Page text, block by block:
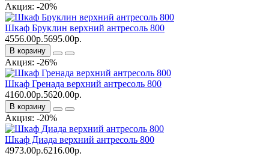
Акция: -20%
Шкаф Бруклин верхний антресоль 800
4556.00р.5695.00р.
В корзину
Акция: -26%
Шкаф Гренада верхний антресоль 800
4160.00р.5620.00р.
В корзину
Акция: -20%
Шкаф Диада верхний антресоль 800
4973.00р.6216.00р.